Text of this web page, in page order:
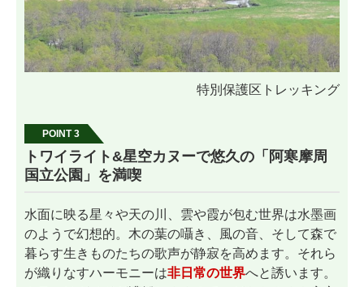
特別保護区トレッキング
POINT 3
トワイライト&星空カヌーで悠久の「阿寒摩周
国立公園」を満喫
水面に映る星々や天の川、雲や霞が包む世界は水墨画
のようで幻想的。木の葉の囁き、風の音、そして森で
暮らす生きものたちの歌声が静寂を高めます。それら
が織りなすハーモニーは非日常の世界へと誘います。